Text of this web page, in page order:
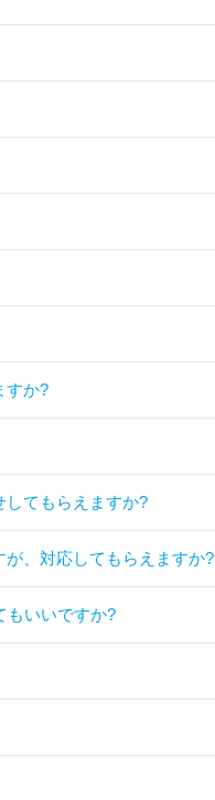
すか?
してもらえますか?
、対応してもらえますか?
もいいですか?